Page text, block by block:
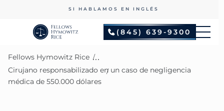
SI HABLAMOS EN INGLÉS
(845) 639-9300
Fellows Hymowitz Rice ...
Cirujano responsabilizado en un caso de negligencia
médica de 550.000 dólares